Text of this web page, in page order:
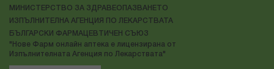
МИНИСТЕРСТВО ЗА ЗДРАВЕОПАЗВАНЕТО
ИЗПЪЛНИТЕЛНА АГЕНЦИЯ ПО ЛЕКАРСТВАТА
БЪЛГАРСКИ ФАРМАЦЕВТИЧЕН СЪЮЗ
"Нове Фарм онлайн аптека е лицензирана от
Изпълнителната Агенция по Лекарствата"